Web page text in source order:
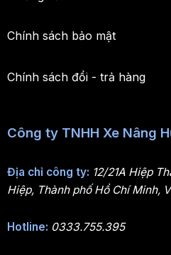
Chính sách bảo mật
Chính sách đổi - trả hàng
Công ty TNHH Xe Nâng
Địa chỉ công ty: 12/21A Hiệp
Hiệp, Thành phố Hồ Chí Minh,
Hotline: 0333.755.395